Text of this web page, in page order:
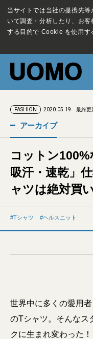
当サイトでは当社の提携先
いて調査・分析したり、お
する目的で Cookie を使用す
FASHION 2020.05.19 最終更
アーカイブ
コットン100%
吸汗・速乾」
ャツは絶対買い
Tシャツ ヘルスニット
世界中に多くの愛用
のTシャツ。そんなス
クに生まれ変わった！